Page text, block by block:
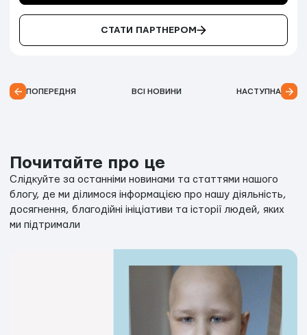
СТАТИ ПАРТНЕРОМ
ПОПЕРЕДНЯ ВСІ НОВИНИ НАСТУПНА
Почитайте про це
Слідкуйте за останніми новинами та статтями нашого
блогу, де ми ділимося інформацією про нашу діяльність,
досягнення, благодійні ініціативи та історії людей, яких
ми підтримали